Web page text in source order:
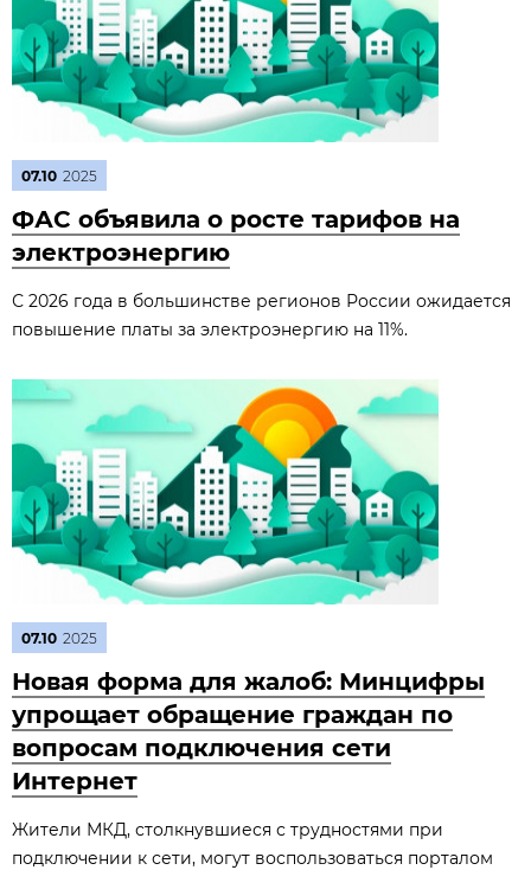
07.10 2025
ФАС объявила о росте тарифов на
электроэнергию
С 2026 года в большинстве регионов России ожидается
повышение платы за электроэнергию на 11%.
07.10 2025
Новая форма для жалоб: Минцифры
упрощает обращение граждан по
вопросам подключения сети
Интернет
Жители МКД, столкнувшиеся с трудностями при
подключении к сети, могут воспользоваться порталом